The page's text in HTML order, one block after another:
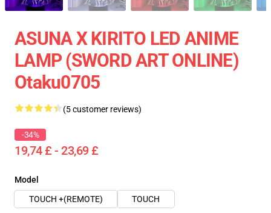
ASUNA X KIRITO LED ANIME
LAMP (SWORD ART ONLINE)
Otaku0705
(5 customer reviews)
-34%
19,74 £ - 23,69 £
Model
TOUCH +(REMOTE)
TOUCH